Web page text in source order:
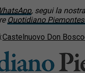
, segui la nostra
Quotidiano
Castelnuovo Don Bosco